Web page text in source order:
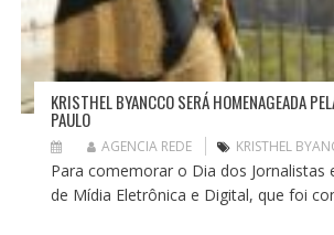
KRISTHEL BYANCCO SERÁ HOMENAGEADA
PAULO
AGENCIA REDE KRISTHEL
Para comemorar o Dia dos Jornalistas
de Mídia Eletrônica e Digital, que foi